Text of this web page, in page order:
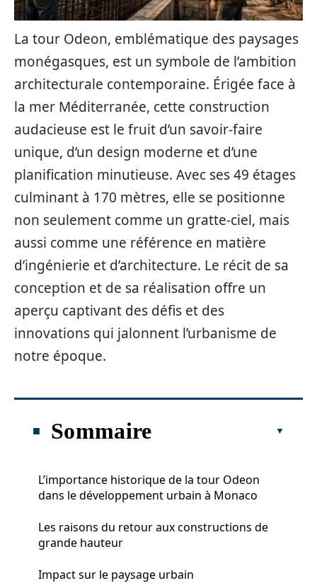
La tour Odeon, emblématique des paysages
monégasques, est un symbole de l’ambition
architecturale contemporaine. Érigée face à
la mer Méditerranée, cette construction
audacieuse est le fruit d’un savoir-faire
unique, d’un design moderne et d’une
planification minutieuse. Avec ses 49 étages
culminant à 170 mètres, elle se positionne
non seulement comme un gratte-ciel, mais
aussi comme une référence en matière
d’ingénierie et d’architecture. Le récit de sa
conception et de sa réalisation offre un
aperçu captivant des défis et des
innovations qui jalonnent l’urbanisme de
notre époque.
Sommaire
L’importance historique de la tour Odeon
dans le développement urbain à Monaco
Les raisons du retour aux constructions de
grande hauteur
Impact sur le paysage urbain